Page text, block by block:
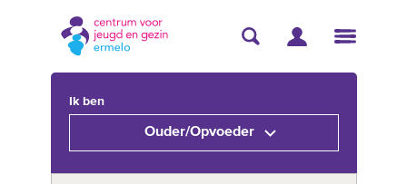
Ik ben
Ouder/Opvoeder